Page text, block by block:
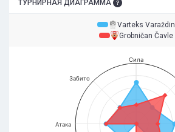
ТУРНИРНАЯ ДИАГРАММА
Varteks Varaždin
Grobničan Čavle
Сила
Атака
Забито